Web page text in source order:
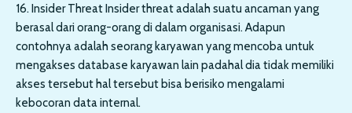
16. Insider Threat Insider threat adalah suatu ancaman yang
berasal dari orang-orang di dalam organisasi. Adapun
contohnya adalah seorang karyawan yang mencoba untuk
mengakses database karyawan lain padahal dia tidak memiliki
akses tersebut hal tersebut bisa berisiko mengalami
kebocoran data internal.